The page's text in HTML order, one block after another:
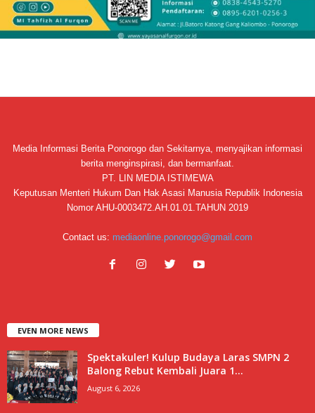
Media Informasi Berita Ponorogo dan Sekitarnya, menyajikan informasi
berita menginspirasi, dan bermanfaat.
PT. LIN MEDIA ISTIMEWA
Keputusan Menteri Hukum Dan Hak Asasi Manusia Republik Indonesia
Nomor AHU-0003472.AH.01.01.TAHUN 2019
Contact us: mediaonline.ponorogo@gmail.com
EVEN MORE NEWS
Spektakuler! Kulup Budaya Laras SMPN 2
Balong Rebut Kembali Juara 1...
August 6, 2026